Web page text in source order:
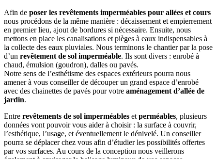
Afin de poser les revêtements imperméables pour allées et cours
nous procédons de la même manière : décaissement et empierrement
en premier lieu, ajout de bordures si nécessaire. Ensuite, nous
mettons en place les canalisations et pièges à eaux indispensables à
la collecte des eaux pluviales. Nous terminons le chantier par la pose
d’un revêtement de sol imperméable. Ils sont divers : enrobé à
chaud, émulsion (goudron), dalles ou pavés.
Notre sens de l’esthétisme des espaces extérieurs pourra nous
amener à vous conseiller de découper un grand espace d’enrobé
avec des chainettes de pavés pour votre aménagement d’allée de
jardin.
Entre revêtements de sol imperméables et perméables, plusieurs
données vont pouvoir vous aider à choisir : la surface à couvrir,
l’esthétique, l’usage, et éventuellement le dénivelé. Un conseiller
pourra se déplacer chez vous afin d’étudier les possibilités offertes
par vos surfaces. Au cours de la conception nous veillerons